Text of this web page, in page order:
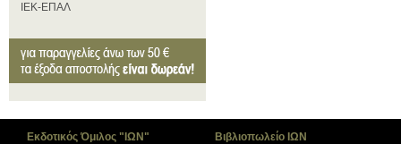
ΙΕΚ-ΕΠΑΛ
Εκδοτικός Όμιλος "ΙΩΝ"
Βιβλιοπωλείο ΙΩΝ